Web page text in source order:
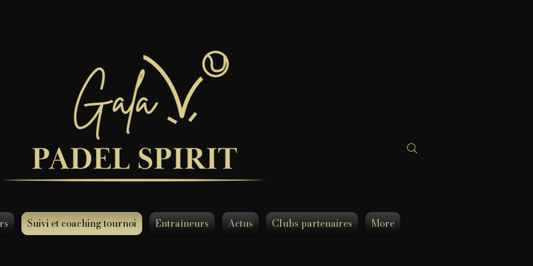
Suivi et coaching tournoi Entraîneurs Actus Clubs partenaires More